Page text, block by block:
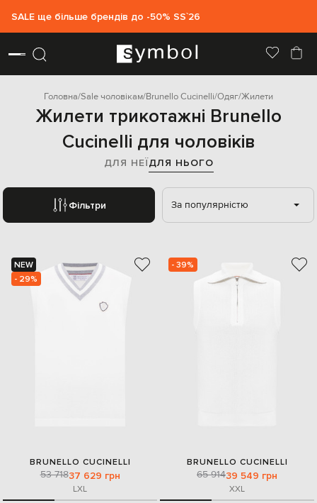
SALE ще більше брендів до -50% SS`26
Головна Sale чоловікам Brunello Cucinelli Одяг Жилети
Жилети трикотажні Brunello
Cucinelli для чоловіків
ДЛЯ НЕЇДЛЯ НЬОГО
Фільтри За популярністю
NEW
- 29%
BRUNELLO CUCINELLI
53 71837 629 грн
LXL
- 39%
BRUNELLO CUCINELLI
65 91439 549 грн
XXL